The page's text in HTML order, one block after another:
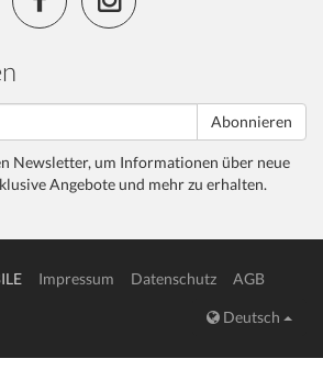
Abonnieren
Newsletter, um Informationen über neue
Angebote und mehr zu erhalten.
Impressum Datenschutz
AGB
Deutsch